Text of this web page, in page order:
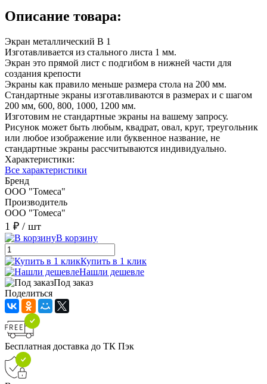
Описание товара:
Экран металлический В 1
Изготавливается из стального листа 1 мм.
Экран это прямой лист с подгибом в нижней части для
создания крепости
Экраны как правило меньше размера стола на 200 мм.
Стандартные экраны изготавливаются в размерах и с шагом
200 мм, 600, 800, 1000, 1200 мм.
Изготовим не стандартные экраны на вашему запросу.
Рисунок может быть любым, квадрат, овал, круг, треугольник
или любое изображение или буквенное название, не
стандартные экраны рассчитываются индивидуально.
Характеристики:
Все характеристики
Бренд
ООО "Томеса"
Производитель
ООО "Томеса"
1 ₽ / шт
В корзину
Купить в 1 клик
Нашли дешевле
Под заказ
Поделиться
Бесплатная доставка до ТК Пэк